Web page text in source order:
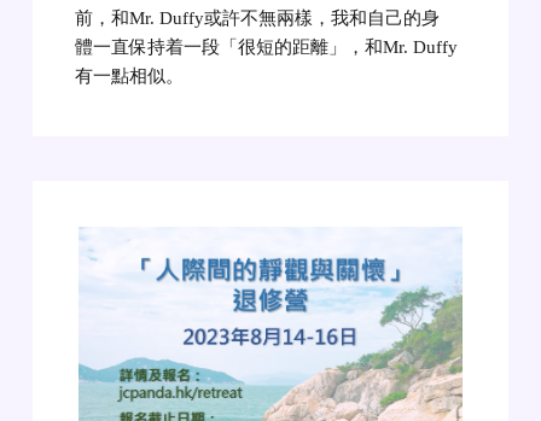
前，和Mr. Duffy或許不無兩樣，我和自己的身
體一直保持着一段「很短的距離」，和Mr. Duffy
有一點相似。